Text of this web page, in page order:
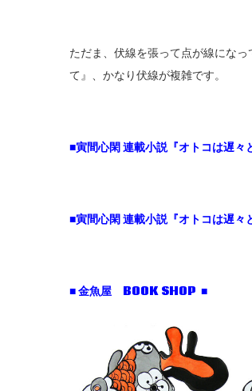
ただま、伏線を張って点が線にな
て』、かなり伏線が複雑です。
■寅間心閑 連載小説『オトコは遅
■寅間心閑 連載小説『オトコは遅
■ 金魚屋 BOOK SHOP ■